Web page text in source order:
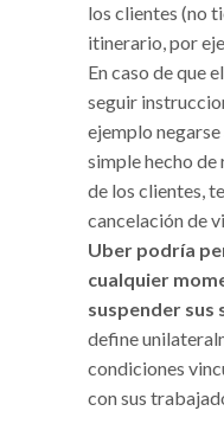
los clientes (no
itinerario, por
En caso de que
seguir
ejemplo
simple hecho de
de los clientes,
cancelación de
Uber podría
cualquier
suspender sus
define
condiciones
con sus